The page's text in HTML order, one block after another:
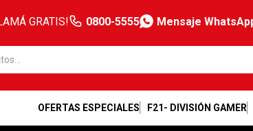
GRATIS! 0800-5555 Mensaje
OFERTAS ESPECIALES F21- DIVISIÓN GAMER